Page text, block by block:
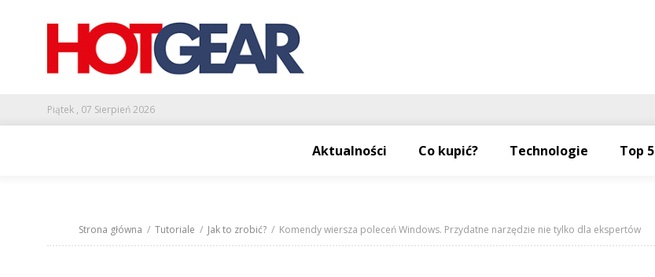
Piątek , 07 Sierpień 2026
Aktualności Co kupić? Technologie Top 5
Strona główna / Tutoriale / Jak to zrobić?/ Komendy wiersza poleceń Windows. Przydatne narzędzie nie tylko dla ekspertów